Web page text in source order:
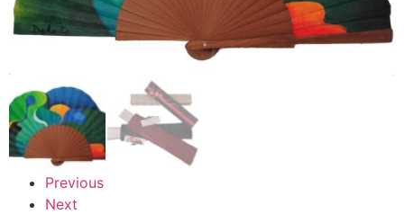
Previous
Next